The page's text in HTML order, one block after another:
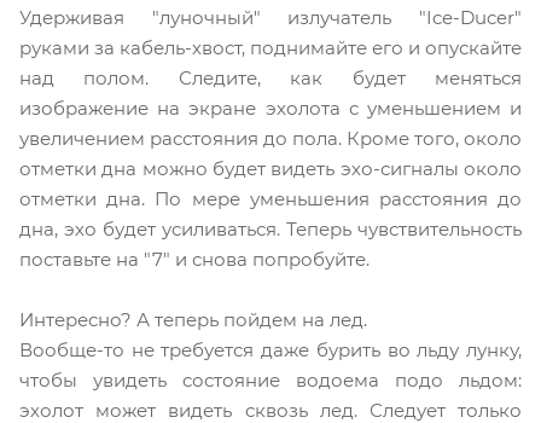
Удерживая "луночный" излучатель "Ice-Ducer"
руками за кабель-хвост, поднимайте его и опускайте
над полом. Следите, как будет меняться
изображение на экране эхолота с уменьшением и
увеличением расстояния до пола. Кроме того, около
отметки дна можно будет видеть эхо-сигналы около
отметки дна. По мере уменьшения расстояния до
дна, эхо будет усиливаться. Теперь чувствительность
поставьте на "7" и снова попробуйте.
Интересно? А теперь пойдем на лед.
Вообще-то не требуется даже бурить во льду лунку,
чтобы увидеть состояние водоема подо льдом:
эхолот может видеть сквозь лед. Следует только